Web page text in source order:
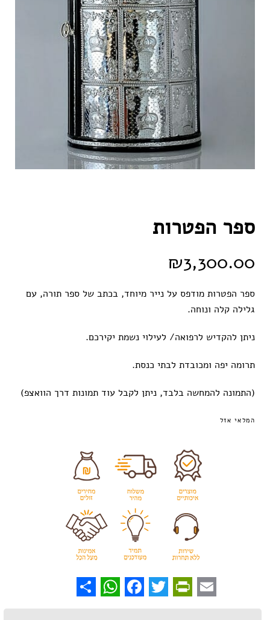
ספר הפטרות
₪3,300.00
ספר הפטרות מודפס על נייר מיוחד, בכתב של ספר תורה, עם
גלילה קלה ונוחה.
ניתן להקדיש לרפואה/ לעילוי נשמת יקירכם.
תרומה יפה ומכובדת לבתי כנסת.
(התמונה להמחשה בלבד, ניתן לקבל עוד תמונות דרך הוואצפ)
המלאי אזל
Email
PrintFriendly
Twitter
Facebook
WhatsApp
Share